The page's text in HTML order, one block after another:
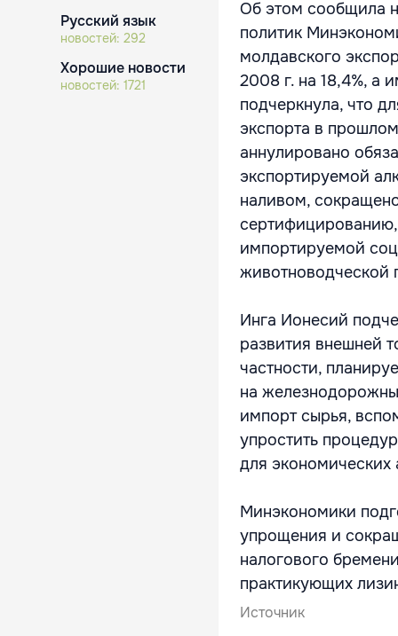
Русский язык
новостей: 292
Хорошие новости
новостей: 1721
Об этом сообщила
политик
молдавского
2008 г. на 18,4%, а
подчеркнула, что
экспорта в
аннулировано
экспортируемой
наливом,
импортируемой
животноводческой
Инга Ионесий
развития внешней
частности,
на
импорт сырья,
упростить
для экономических
Минэкономики
упрощения и
налогового
практикующих
Источник